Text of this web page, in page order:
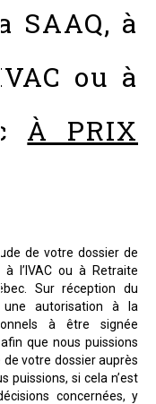
SAAQ, à
ou à
À PRIX
de votre dossier de
l’IVAC ou à Retraite
Sur réception du
autorisation à la
à être signée
que nous puissions
votre dossier auprès
puissions, si cela n’est
concernées, y